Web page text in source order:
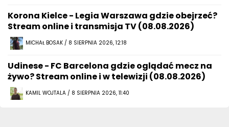
Korona Kielce - Legia Warszawa gdzie obejrzeć?
Stream online i transmisja TV (08.08.2026)
MICHAŁ BOSAK / 8 SIERPNIA 2026, 12:18
Udinese - FC Barcelona gdzie oglądać mecz na
żywo? Stream online i w telewizji (08.08.2026)
KAMIL WOJTALA / 8 SIERPNIA 2026, 11:40